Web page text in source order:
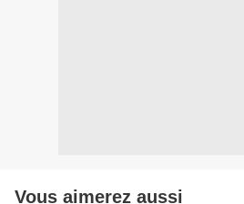
Vous aimerez aussi